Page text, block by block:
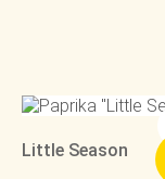
Little Season